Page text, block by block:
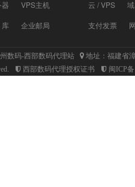
VPS主机
企业邮局
云 / VPS
支付发票
数码-西部数码代理站
地址：福建省
西部数码代理授权证书 闽ICP